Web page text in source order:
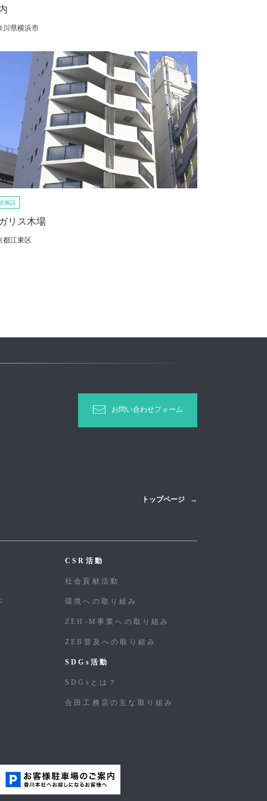
川県横浜市
施設
リス木場
都江東区
お問い合わせフォーム
トップページ
CSR活動
社会貢献活動
環境への取り組み
ZEH-M事業への取り組み
ZEB普及への取り組み
SDGs活動
SDGsとは？
合⽥⼯務店の主な取り組み